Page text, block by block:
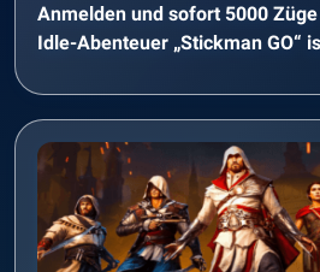
Anmelden und sofort 5000
Idle-Abenteuer „Stickman GO“